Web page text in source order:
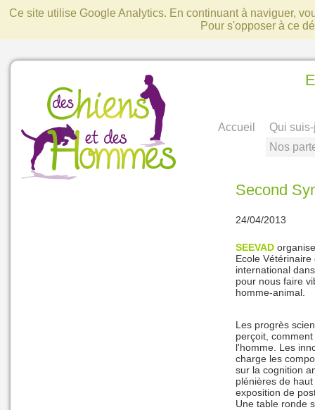
Ce site utilise Google Analytics. En continuant à naviguer,
Pour s'opposer à ce
Accueil
Qui
Nos
Second
24/04/2013
SEEVAD
Ecole
international
pour nous faire
homme-animal.
Les progrès
perçoit,
l'homme. Les
charge les
sur la cognition
plénières de
exposition de
Une table ronde